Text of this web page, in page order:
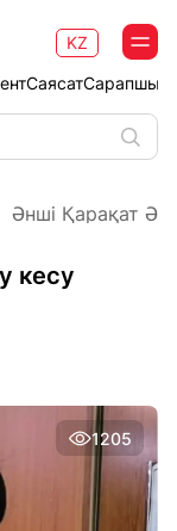
Саясат
KZ
Әнші Қарақат
кесу
1205